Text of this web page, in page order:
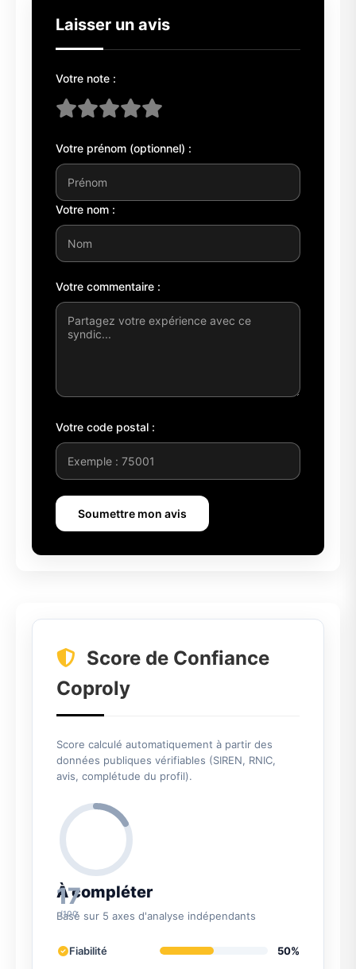
Laisser un avis
Votre note :
Votre prénom (optionnel) :
Votre nom :
Votre commentaire :
Votre code postal :
Soumettre mon avis
Score de Confiance
Coproly
Score calculé automatiquement à partir des
données publiques vérifiables (SIREN, RNIC,
avis, complétude du profil).
17
/100
À compléter
Basé sur 5 axes d'analyse indépendants
Fiabilité
50%